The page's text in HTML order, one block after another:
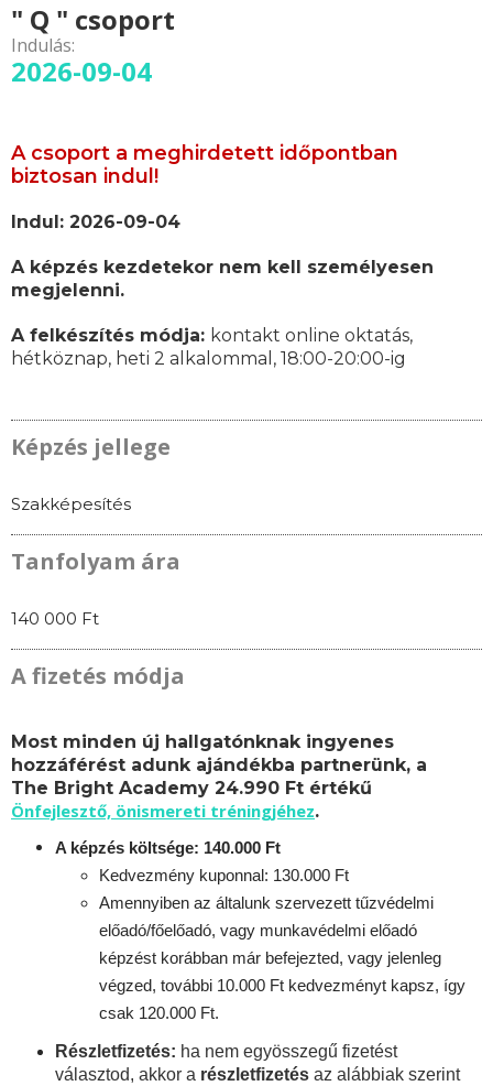
" Q " csoport
Indulás:
2026-09-04
A csoport a meghirdetett időpontban
biztosan indul!
Indul: 2026-09-04
A képzés kezdetekor nem kell személyesen
megjelenni.
A felkészítés módja: kontakt online oktatás,
hétköznap, heti 2 alkalommal, 18:00-20:00-ig
Képzés jellege
Szakképesítés
Tanfolyam ára
140 000 Ft
A fizetés módja
Most minden új hallgatónknak ingyenes
hozzáférést adunk ajándékba partnerünk, a
The Bright Academy 24.990 Ft értékű
Önfejlesztő, önismereti tréningjéhez.
A képzés költsége: 140.000 Ft
Kedvezmény kuponnal: 130.000 Ft
Amennyiben az általunk szervezett tűzvédelmi
előadó/főelőadó, vagy munkavédelmi előadó
képzést korábban már befejezted, vagy jelenleg
végzed, további 10.000 Ft kedvezményt kapsz, így
csak 120.000 Ft.
Részletfizetés: ha nem egyösszegű fizetést
választod, akkor a részletfizetés az alábbiak szerint